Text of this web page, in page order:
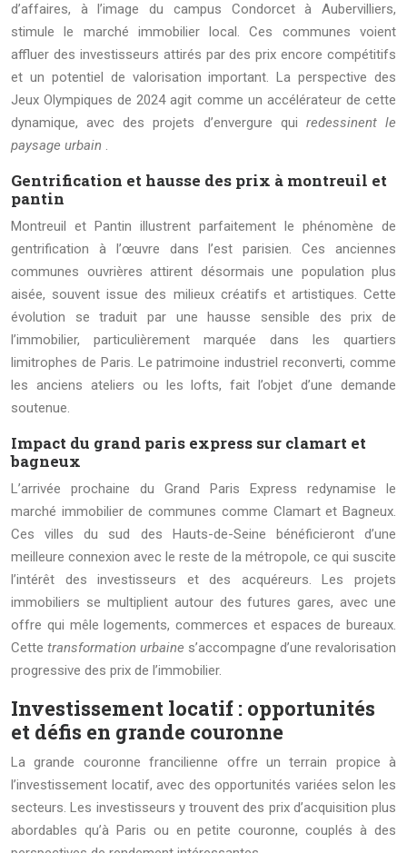
d’affaires, à l’image du campus Condorcet à Aubervilliers,
stimule le marché immobilier local. Ces communes voient
affluer des investisseurs attirés par des prix encore compétitifs
et un potentiel de valorisation important. La perspective des
Jeux Olympiques de 2024 agit comme un accélérateur de cette
dynamique, avec des projets d’envergure qui redessinent le
paysage urbain .
Gentrification et hausse des prix à montreuil et
pantin
Montreuil et Pantin illustrent parfaitement le phénomène de
gentrification à l’œuvre dans l’est parisien. Ces anciennes
communes ouvrières attirent désormais une population plus
aisée, souvent issue des milieux créatifs et artistiques. Cette
évolution se traduit par une hausse sensible des prix de
l’immobilier, particulièrement marquée dans les quartiers
limitrophes de Paris. Le patrimoine industriel reconverti, comme
les anciens ateliers ou les lofts, fait l’objet d’une demande
soutenue.
Impact du grand paris express sur clamart et
bagneux
L’arrivée prochaine du Grand Paris Express redynamise le
marché immobilier de communes comme Clamart et Bagneux.
Ces villes du sud des Hauts-de-Seine bénéficieront d’une
meilleure connexion avec le reste de la métropole, ce qui suscite
l’intérêt des investisseurs et des acquéreurs. Les projets
immobiliers se multiplient autour des futures gares, avec une
offre qui mêle logements, commerces et espaces de bureaux.
Cette transformation urbaine s’accompagne d’une revalorisation
progressive des prix de l’immobilier.
Investissement locatif : opportunités
et défis en grande couronne
La grande couronne francilienne offre un terrain propice à
l’investissement locatif, avec des opportunités variées selon les
secteurs. Les investisseurs y trouvent des prix d’acquisition plus
abordables qu’à Paris ou en petite couronne, couplés à des